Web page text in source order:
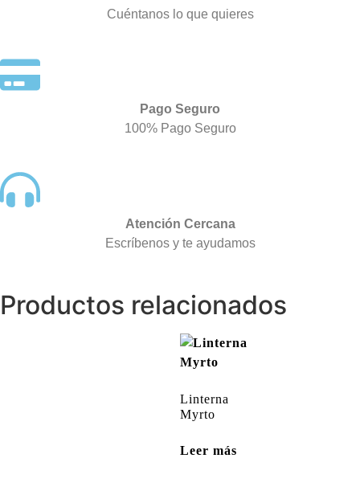
Cuéntanos lo que quieres
Pago Seguro
100% Pago Seguro
Atención Cercana
Escríbenos y te ayudamos
Productos relacionados
Linterna
Myrto
Leer más